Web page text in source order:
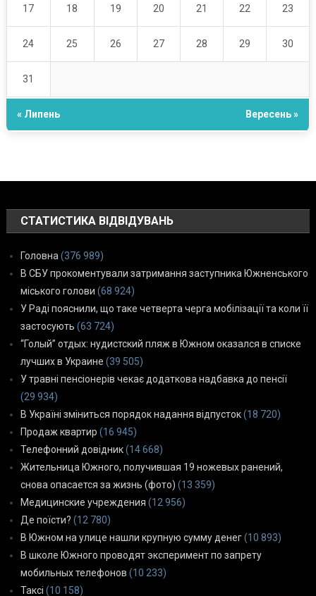
17 18 19 20 21 22 23
24 25 26 27 28 29 30
31
« Липень Вересень »
СТАТИСТИКА ВІДВІДУВАНЬ
Головна (376 989)
В СБУ прокоментували затримання заступника Южненського
міського голови (68 924)
У Раді пояснили, що таке четверта черга мобілізації та коли її
застосують (63 724)
“Голый” отдых: нудистский пляж в Южном оказался в списке
лучших в Украине (39 505)
У травні пенсіонерів чекає додаткова надбавка до пенсії
(29 934)
В Україні зміниться порядок надання відпусток(18 720)
Продаж квартир (16 945)
Телефонний довідник(14 668)
Жительница Южного, получившая 19 ножевых ранений,
снова опасается за жизнь (фото) (13 359)
Медицинские учреждения (12 956)
Де поїсти? (12 780)
В Южном на улице нашли крупную сумму денег(10 893)
В школе Южного проводят эксперимент по запрету
мобильных телефонов (10 233)
Таксі (10 158)